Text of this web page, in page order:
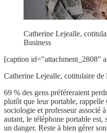
Catherine Lejealle,
Business
[caption
Catherine Lejealle, cotitulaire
69 % des gens préféreraient
plutôt que leur portable,
sociologie et professeur associé
autant, le téléphone portable
un danger. Reste à bien gérer